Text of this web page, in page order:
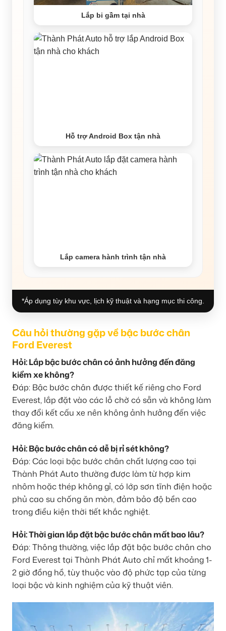
Lắp bi gầm tại nhà
Hỗ trợ Android Box tận nhà
Lắp camera hành trình tận nhà
*Áp dụng tùy khu vực, lịch kỹ thuật và hạng mục thi công.
Câu hỏi thường gặp về bậc bước chân
Ford Everest
Hỏi: Lắp bậc bước chân có ảnh hưởng đến đăng
kiểm xe không?
Đáp: Bậc bước chân được thiết kế riêng cho Ford
Everest, lắp đặt vào các lỗ chờ có sẵn và không làm
thay đổi kết cấu xe nên không ảnh hưởng đến việc
đăng kiểm.
Hỏi: Bậc bước chân có dễ bị rỉ sét không?
Đáp: Các loại bậc bước chân chất lượng cao tại
Thành Phát Auto thường được làm từ hợp kim
nhôm hoặc thép không gỉ, có lớp sơn tĩnh điện hoặc
phủ cao su chống ăn mòn, đảm bảo độ bền cao
trong điều kiện thời tiết khắc nghiệt.
Hỏi: Thời gian lắp đặt bậc bước chân mất bao lâu?
Đáp: Thông thường, việc lắp đặt bậc bước chân cho
Ford Everest tại Thành Phát Auto chỉ mất khoảng 1-
2 giờ đồng hồ, tùy thuộc vào độ phức tạp của từng
loại bậc và kinh nghiệm của kỹ thuật viên.